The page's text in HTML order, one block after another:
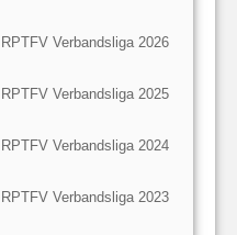
RPTFV Verbandsliga 2026
RPTFV Verbandsliga 2025
RPTFV Verbandsliga 2024
RPTFV Verbandsliga 2023